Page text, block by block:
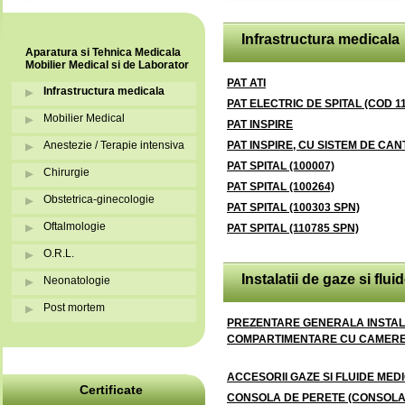
Aparatura si Tehnica Medicala
Mobilier Medical si de Laborator
Infrastructura medicala
Mobilier Medical
Anestezie / Terapie intensiva
Chirurgie
Obstetrica-ginecologie
Oftalmologie
O.R.L.
Neonatologie
Post mortem
Certificate
Infrastructura medicala
PAT ATI
PAT ELECTRIC DE SPITAL (COD
PAT INSPIRE
PAT INSPIRE, CU SISTEM DE
PAT SPITAL (100007)
PAT SPITAL (100264)
PAT SPITAL (100303 SPN)
PAT SPITAL (110785 SPN)
Instalatii de gaze si
PREZENTARE GENERALA
COMPARTIMENTARE CU
ACCESORII GAZE SI FLUIDE
CONSOLA DE PERETE